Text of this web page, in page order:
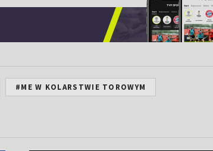
#ME W KOLARSTWIE TOROWYM